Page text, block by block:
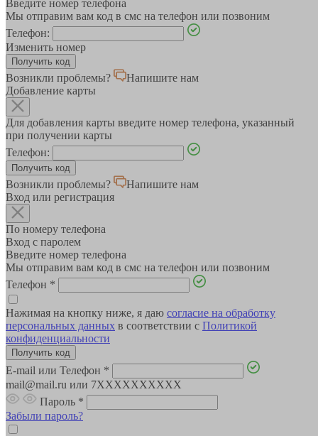
Введите номер телефона
Мы отправим вам код в смс на телефон или позвоним
Телефон:
Изменить номер
Возникли проблемы?
Напишите нам
Добавление карты
Для добавления карты введите номер телефона, указанный
при получении карты
Телефон:
Возникли проблемы?
Напишите нам
Вход или регистрация
По номеру телефона
Вход с паролем
Введите номер телефона
Мы отправим вам код в смс на телефон или позвоним
Телефон *
Нажимая на кнопку ниже, я даю согласие на обработку
персональных данных в соответствии с Политикой
конфиденциальности
E-mail или Телефон *
mail@mail.ru или 7XXXXXXXXXX
Пароль *
Забыли пароль?